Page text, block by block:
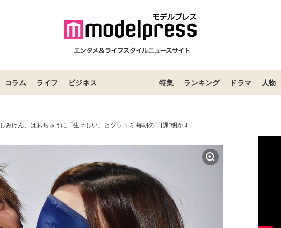
コラム ライフ ビジネス 特集 ランキング ドラマ 人物
しみけん、はあちゅうに「生々しい」とツッコミ 毎朝の“日課”明かす